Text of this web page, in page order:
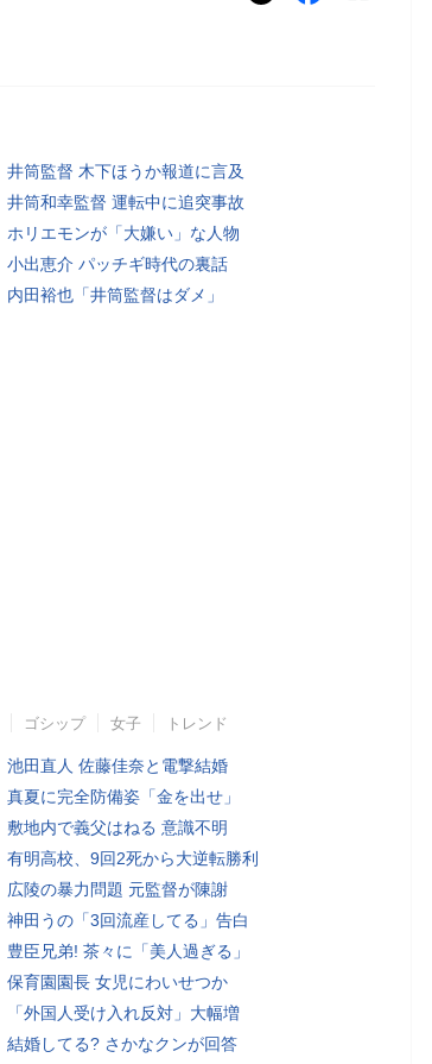
井筒監督 木下ほうか報道に言及
井筒和幸監督 運転中に追突事故
ホリエモンが「大嫌い」な人物
小出恵介 パッチギ時代の裏話
内田裕也「井筒監督はダメ」
ゴシップ 女子 トレンド
池田直人 佐藤佳奈と電撃結婚
真夏に完全防備姿「金を出せ」
敷地内で義父はねる 意識不明
有明高校、9回2死から大逆転勝利
広陵の暴力問題 元監督が陳謝
神田うの「3回流産してる」告白
豊臣兄弟! 茶々に「美人過ぎる」
保育園園長 女児にわいせつか
「外国人受け入れ反対」大幅増
結婚してる? さかなクンが回答